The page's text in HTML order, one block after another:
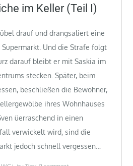
im Keller (Teil I)
drauf und drangsaliert eine
Und die Strafe folgt
darauf bleibt er mit Saskia im
stecken. Später, beim
beschließen die Bewohner,
ihres Wohnhauses
üerraschend in einen
verwickelt wird, sind die
jedoch schnell vergessen…